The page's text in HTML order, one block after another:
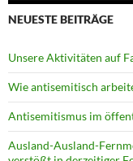
NEUESTE BEITRÄGE
Unsere Aktivitäten auf
Wie antisemitisch
Antisemitismus im
Ausland-Ausland-